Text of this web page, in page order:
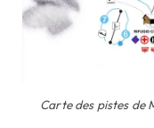
Carte des pistes de